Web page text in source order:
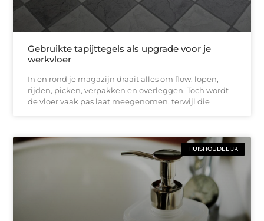
Gebruikte tapijttegels als upgrade voor je
werkvloer
In en rond je magazijn draait alles om flow: lopen,
rijden, picken, verpakken en overleggen. Toch wordt
de vloer vaak pas laat meegenomen, terwijl die
HUISHOUDELIJK